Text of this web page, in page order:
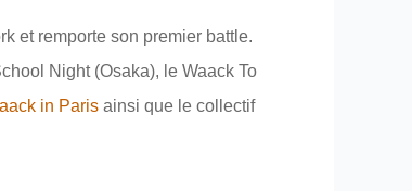
et remporte son premier battle.
Night (Osaka), le Waack To
in Paris ainsi que le collectif